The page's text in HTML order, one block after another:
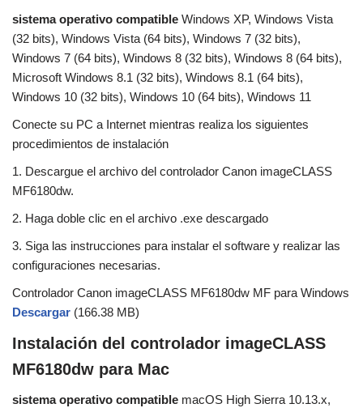
sistema operativo compatible Windows XP, Windows Vista
(32 bits), Windows Vista (64 bits), Windows 7 (32 bits),
Windows 7 (64 bits), Windows 8 (32 bits), Windows 8 (64 bits),
Microsoft Windows 8.1 (32 bits), Windows 8.1 (64 bits),
Windows 10 (32 bits), Windows 10 (64 bits), Windows 11
Conecte su PC a Internet mientras realiza los siguientes
procedimientos de instalación
1. Descargue el archivo del controlador Canon imageCLASS
MF6180dw.
2. Haga doble clic en el archivo .exe descargado
3. Siga las instrucciones para instalar el software y realizar las
configuraciones necesarias.
Controlador Canon imageCLASS MF6180dw MF para Windows
Descargar (166.38 MB)
Instalación del controlador imageCLASS
MF6180dw para Mac
sistema operativo compatible macOS High Sierra 10.13.x,